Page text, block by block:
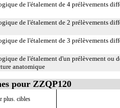
de l'étalement de 4 prélèvements
de l'étalement de 2 prélèvements
de l'étalement de 3 prélèvements
de l'étalement d'un prélèvement ou
anatomique
pour ZZQP120
plus. cibles